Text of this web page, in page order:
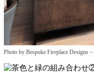
Photo by Bespoke Fireplace Designs –